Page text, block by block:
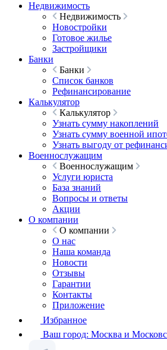
Недвижимость
Недвижимость
Новостройки
Готовое жилье
Застройщики
Банки
Банки
Список банков
Рефинансирование
Калькулятор
Калькулятор
Узнать сумму накоплений
Узнать сумму военной
Узнать выгоду от
Военнослужащим
Военнослужащим
Услуги юриста
База знаний
Вопросы и ответы
Акции
О компании
О компании
О нас
Наша команда
Новости
Отзывы
Гарантии
Контакты
Приложение
Избранное
Ваш город: Москва и